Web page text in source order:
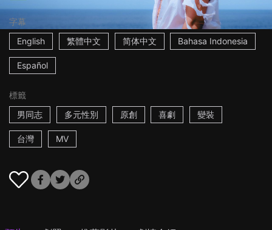
字幕
English
繁體中文 简体中文 Bahasa Indonesia
Español
標籤
男同志
多元性別 原創 喜劇 變裝
台灣 MV